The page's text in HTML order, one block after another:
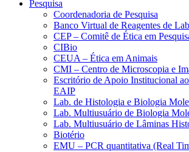
Pesquisa
Coordenadoria de Pesquisa
Banco Virtual de Reagentes de
CEP – Comitê de Ética em
CIBio
CEUA – Ética em Animais
CMI – Centro de Microscopia e
Escritório de Apoio Institucional
EAIP
Lab. de Histologia e Biologia
Lab. Multiusuário de Biologia
Lab. Multiusuário de Lâminas
Biotério
EMU – PCR quantitativa (Real